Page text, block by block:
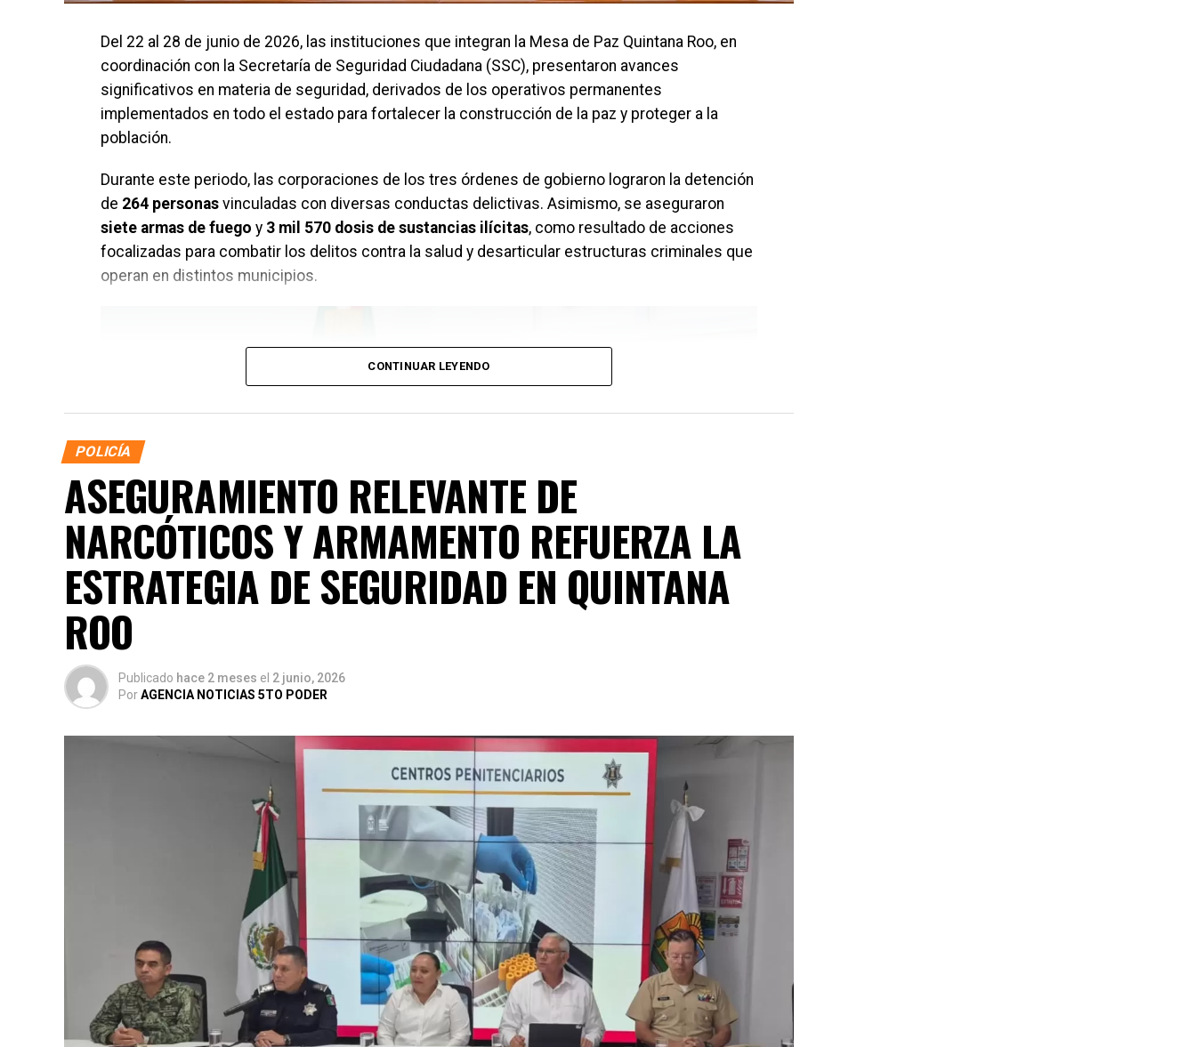
Del 22 al 28 de junio de 2026, las instituciones que integran la Mesa de Paz Quintana Roo, en
coordinación con la Secretaría de Seguridad Ciudadana (SSC), presentaron avances
significativos en materia de seguridad, derivados de los operativos permanentes
implementados en todo el estado para fortalecer la construcción de la paz y proteger a la
población.
Durante este periodo, las corporaciones de los tres órdenes de gobierno lograron la detención
de 264 personas vinculadas con diversas conductas delictivas. Asimismo, se aseguraron
siete armas de fuego y 3 mil 570 dosis de sustancias ilícitas, como resultado de acciones
focalizadas para combatir los delitos contra la salud y desarticular estructuras criminales que
operan en distintos municipios.
La coordinación tecnológica del C5 y el despliegue operativo en campo permitieron la
105 vehículosrelacionados con reportes de robo o probables hechos
delictivos. Además, se realizaron
24 mil 622 revisiones preventivasa personas y unidades
vehiculares, reforzando la vigilancia en zonas estratégicas y puntos de alta movilidad.
CONTINUAR LEYENDO
POLICÍA
ASEGURAMIENTO RELEVANTE DE
NARCÓTICOS Y ARMAMENTO REFUERZA LA
ESTRATEGIA DE SEGURIDAD EN QUINTANA
ROO
Publicado hace 2 meses el 2 junio, 2026
PorAGENCIA NOTICIAS 5TO PODER